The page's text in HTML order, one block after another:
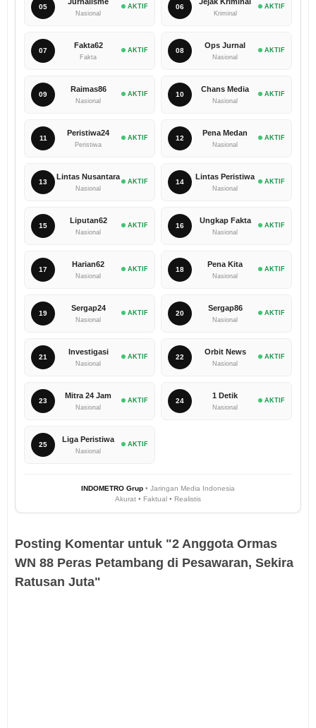
05
Nasional
AKTIF 06
Kriminal
AKTIF
07
Fakta62
Fakta
AKTIF 08
Ops Jurnal
Nasional
AKTIF
09
Raimas86
Nasional
AKTIF 10
Chans Media
Nasional
AKTIF
11
Peristiwa24
Peristiwa
AKTIF 12
Pena Medan
Nasional
AKTIF
13
Lintas Nusantara
Nasional
AKTIF 14
Lintas Peristiwa
Nasional
AKTIF
15
Liputan62
Nasional
AKTIF 16
Ungkap Fakta
Nasional
AKTIF
17
Harian62
Nasional
AKTIF 18
Pena Kita
Nasional
AKTIF
19
Sergap24
Nasional
AKTIF 20
Sergap86
Nasional
AKTIF
21
Investigasi
Nasional
AKTIF 22
Orbit News
Nasional
AKTIF
23
Mitra 24 Jam
Nasional
AKTIF 24
1 Detik
Nasional
AKTIF
25
Liga Peristiwa
Nasional
AKTIF
INDOMETRO Grup • Jaringan Media Indonesia
Akurat • Faktual • Realistis
Posting Komentar untuk "2 Anggota Ormas
WN 88 Peras Petambang di Pesawaran, Sekira
Ratusan Juta"